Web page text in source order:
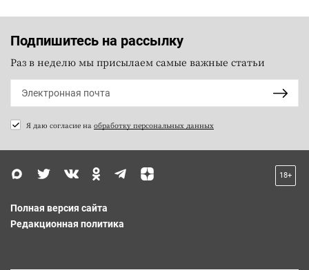
Подпишитесь на рассылку
Раз в неделю мы присылаем самые важные статьи
Я даю согласие на обработку персональных данных
18+
Полная версия сайта
Редакционная политика